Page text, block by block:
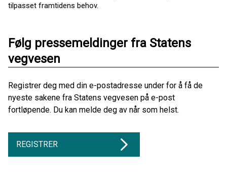
tilpasset framtidens behov.
Følg pressemeldinger fra Statens
vegvesen
Registrer deg med din e-postadresse under for å få de
nyeste sakene fra Statens vegvesen på e-post
fortløpende. Du kan melde deg av når som helst.
REGISTRER